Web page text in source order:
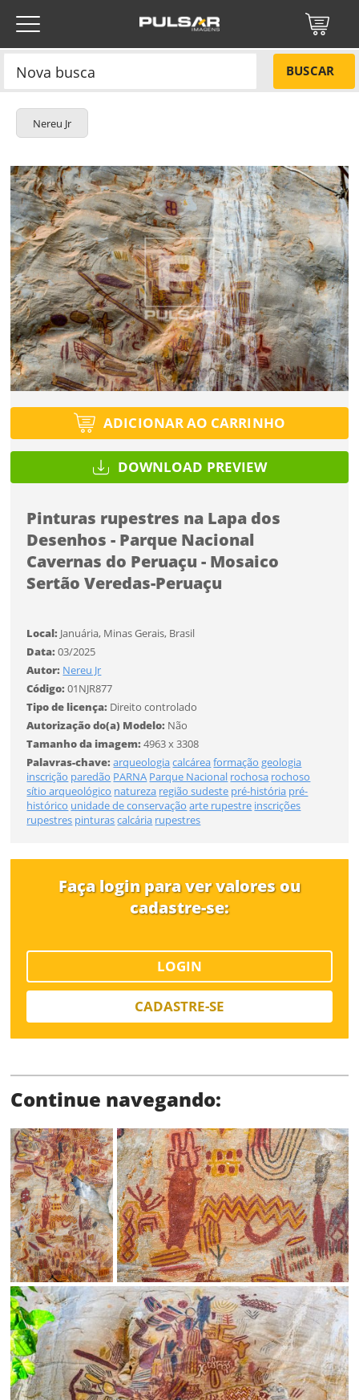
BUSCAR
Nereu Jr
ADICIONAR AO CARRINHO
DOWNLOAD PREVIEW
Pinturas rupestres na Lapa dos
Desenhos - Parque Nacional
Cavernas do Peruaçu - Mosaico
Sertão Veredas-Peruaçu
Local: Januária, Minas Gerais, Brasil
Data:03/2025
Autor: Nereu Jr
Código:01NJR877
Tipo de licença: Direito controlado
Autorização do(a) Modelo: Não
Tamanho da imagem:4963 x 3308
Palavras-chave:arqueologiacalcáreaformação geologia
inscrição paredão PARNA Parque Nacional rochosa rochoso
sítio arqueológico natureza região sudeste pré-história pré-
histórico unidade de conservação arte rupestre inscrições
rupestres pinturascalcária rupestres
Faça login para ver valores ou
cadastre-se:
LOGIN
CADASTRE-SE
Continue navegando:
Título do projeto
Tipo de projeto
Selecione
Utilização
Tamanho
Códigos
Título do projeto
Tipo de projeto
Selecione
Utilização
Formato
Tamanho
FINALIZAR
Esqueci a senha
ENTRAR
Você ainda não tem conta?
CADASTRE-SE
ENTRAR
ENVIAR
Protegido por reCAPTCHA —Privacidade·Termos
SALVAR
Desejo receber novidades sobre a Pulsar Imagens
Li e concordo com os
CADASTRAR
Já tem uma conta?
ENTRAR
Tipo de download
Status
SALVAR
NÃO
SIM
Título do projeto
Tipo de projeto
Selecione
Utilização
Tamanho
Tamanho PR$ 57,00
Tamanho MR$ 114,00
Tamanho GR$ 171,00